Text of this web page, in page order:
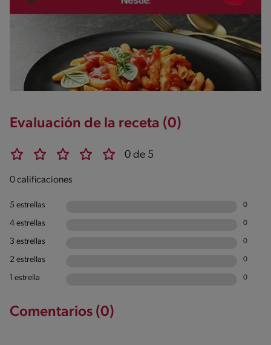
Energykilocalories
Azúcares
0g / %
Sodio
2.2g / %
Evaluación de la receta (0)
0 de 5
0 calificaciones
5 estrellas 0
4 estrellas 0
3 estrellas 0
2 estrellas 0
1 estrella 0
Comentarios (0)